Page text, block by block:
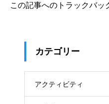
この記事へのトラックバッ
カテゴリー
アクティビティ